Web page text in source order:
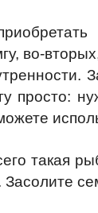
во-
просто:
такая
Засолите